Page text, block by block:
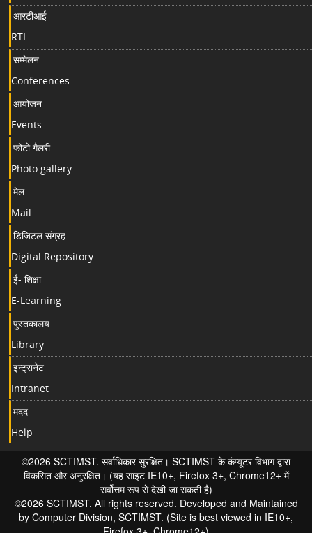
आरटीआई
RTI
सम्मेलन
Conferences
आयोजन
Events
फोटो गैलरी
Photo gallery
मेल
Mail
डिजिटल संग्रह
Digital Repository
ई- शिक्षा
E-Learning
पुस्तकालय
Library
इन्ट्रानेट
Intranet
मदद
Help
©2026 SCTIMST. सर्वाधिकार सुरक्षित। SCTIMST के कंप्यूटर विभाग द्वारा
विकसित और अनुरक्षित। (यह साइट IE10+, Firefox 3+, Chrome12+ में
सर्वोत्तम रूप से देखी जा सकती है)
©2026 SCTIMST. All rights reserved. Developed and Maintained
by Computer Division, SCTIMST. (Site is best viewed in IE10+,